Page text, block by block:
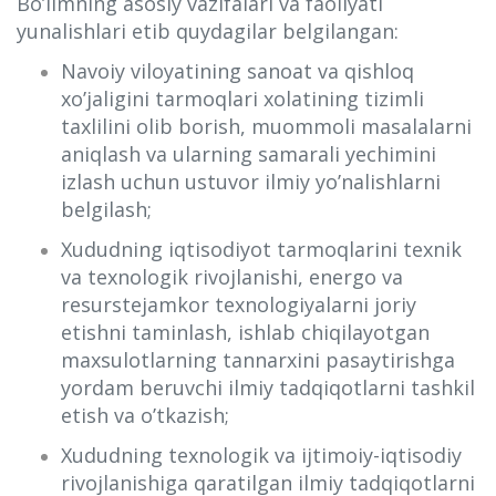
yunalishlari etib quydagilar belgilangan:
Navoiy viloyatining sanoat va qishloq
xo’jaligini tarmoqlari xolatining tizimli
taxlilini olib borish, muommoli masalalarni
aniqlash va ularning samarali yechimini
izlash uchun ustuvor ilmiy yo’nalishlarni
belgilash;
Xududning iqtisodiyot tarmoqlarini texnik
va texnologik rivojlanishi, energo va
resurstejamkor texnologiyalarni joriy
etishni taminlash, ishlab chiqilayotgan
maxsulotlarning tannarxini pasaytirishga
yordam beruvchi ilmiy tadqiqotlarni tashkil
etish va o’tkazish;
Xududning texnologik va ijtimoiy-iqtisodiy
rivojlanishiga qaratilgan ilmiy tadqiqotlarni